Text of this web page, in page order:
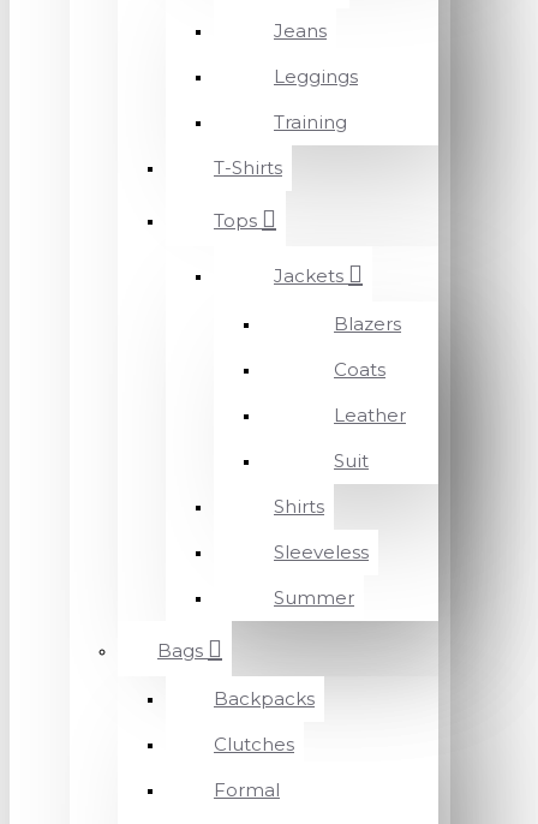
Jeans
Leggings
Training
T-Shirts
Tops
Jackets
Blazers
Coats
Leather
Suit
Shirts
Sleeveless
Summer
Bags
Backpacks
Clutches
Formal